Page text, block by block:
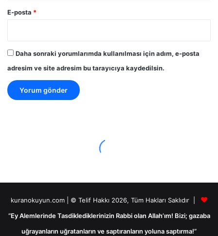
E-posta *
Daha sonraki yorumlarımda kullanılması için adım, e-posta
adresim ve site adresim bu tarayıcıya kaydedilsin.
kuranokuyun.com | © Telif Hakkı 2026, Tüm Hakları Saklıdır |
“Ey Alemlerinde Tasdiklediklerinizin Rabbi olan Allah’ım! Bizi; gazaba
uğrayanların uğratanların ve saptıranların yoluna saptırma!”